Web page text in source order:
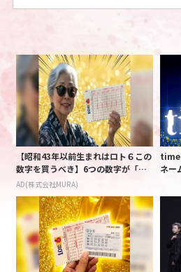
【昭和43年以前生まれはロト６この
数字を買うべき】6つの数字が「完
全一致」する方法
AD(株式会社MURA)
ネー